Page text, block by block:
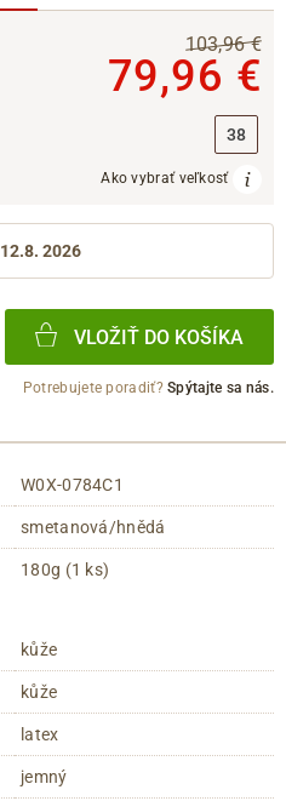
103,96 €
79,96 €
38
Ako vybrať veľkosť
12.8. 2026
VLOŽIŤ DO KOŠÍKA
Potrebujete poradiť?Spýtajte sa nás.
W0X-0784C1
smetanová/hnědá
180g (1 ks)
kůže
kůže
latex
jemný